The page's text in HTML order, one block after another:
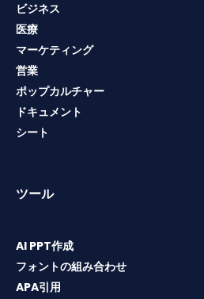
ビジネス
医療
マーケティング
営業
ポップカルチャー
ドキュメント
シート
ツール
AI PPT作成
フォントの組み合わせ
APA引用